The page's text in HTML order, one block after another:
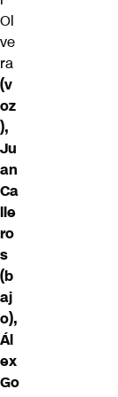
Ol
ve
ra
(v
oz
),
Ju
an
Ca
lle
ro
s
(b
aj
o),
Ál
ex
Go